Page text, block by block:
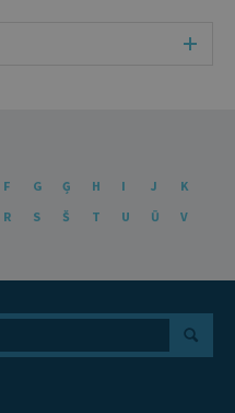
F G Ģ H I J
K
R S Š T U Ū
V